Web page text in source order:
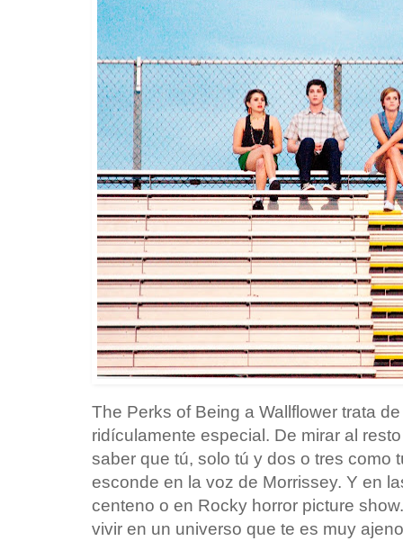
The Perks of Being a Wallflower trata
ridículamente especial. De mirar al
saber que tú, solo tú y dos o tres como
esconde en la voz de Morrissey. Y en
centeno o en Rocky horror picture
vivir en un universo que te es muy